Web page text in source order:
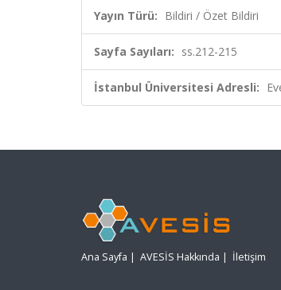
Yayın Türü: Bildiri / Özet Bildiri
Sayfa Sayıları: ss.212-215
İstanbul Üniversitesi Adresli:
Ana Sayfa | AVESİS Hakkında | İletişim